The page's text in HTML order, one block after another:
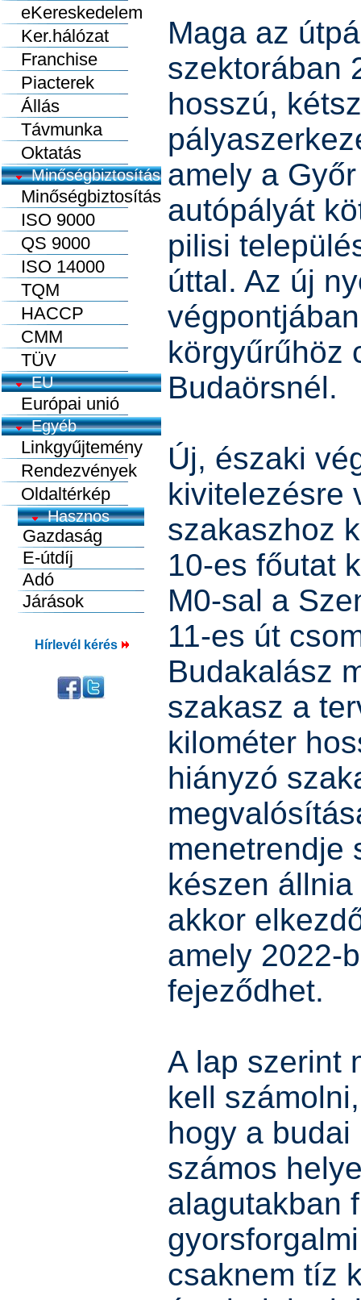
eKereskedelem
Ker.hálózat
Franchise
Piacterek
Állás
Távmunka
Oktatás
Minőségbiztosítás
Minőségbiztosítás
ISO 9000
QS 9000
ISO 14000
TQM
HACCP
CMM
TÜV
EU
Európai unió
Egyéb
Linkgyűjtemény
Rendezvények
Oldaltérkép
Hírlevél kérés
Maga az
szektorában
hosszú,
amely a
autópályát
pilisi
úttal. Az új
körgyűrűhöz
Budaörsnél.
Új, északi
kivitelezésre
szakaszhoz
10-es főutat
M0-sal a
11-es út
Budakalász
szakasz a
kilométer
hiányzó
menetrendje
készen
akkor
amely 2022-
fejeződhet.
A lap szerint
kell
hogy a
számos
alagutakban
csaknem tíz